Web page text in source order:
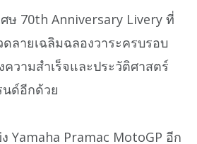
ษ 70th Anniversary Livery ที่
ลายเฉลิมฉลองวาระครบรอบ
ความสำเร็จและประวัติศาสตร์
ด์อีกด้วย
Yamaha Pramac MotoGP อีก